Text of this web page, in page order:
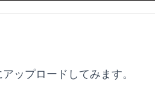
ップロードしてみます。